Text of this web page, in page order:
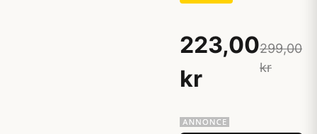
223,00
kr
299,00
kr